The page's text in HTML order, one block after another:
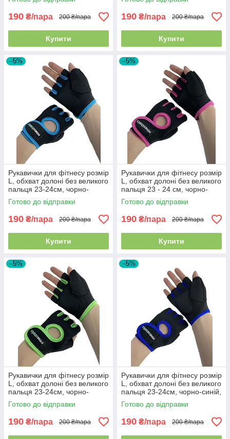
190 ₴/пара 200 ₴/пара
Купити
190 ₴/пара 200 ₴/пара
Купити
–5%
Рукавички для фітнесу розмір
L, обхват долоні без великого
пальця 23-24см, чорно-
блакитний, BC-893
Готово до відправки
190 ₴/пара 200 ₴/пара
Купити
–5%
Рукавички для фітнесу розмір
L, обхват долоні без великого
пальця 23 - 24 см, чорно-
рожеві, BC-893
Готово до відправки
190 ₴/пара 200 ₴/пара
Купити
–5%
Рукавички для фітнесу розмір
L, обхват долоні без великого
пальця 23-24см, чорно-
салатові, BC-893
Готово до відправки
190 ₴/пара 200 ₴/пара
–5%
Рукавички для фітнесу розмір
L, обхват долоні без великого
пальця 23-24см, чорно-синій,
BC-893
Готово до відправки
190 ₴/пара 200 ₴/пара